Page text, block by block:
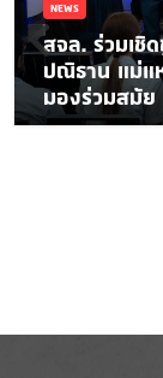
NEWS
สจล. ร่วมเชิ
ปณิธาน แม่แ
มองร่วมสมัย